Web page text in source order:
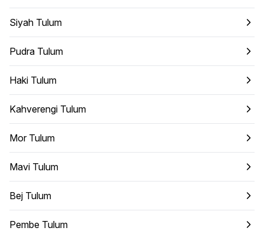
Siyah Tulum
Pudra Tulum
Haki Tulum
Kahverengi Tulum
Mor Tulum
Mavi Tulum
Bej Tulum
Pembe Tulum